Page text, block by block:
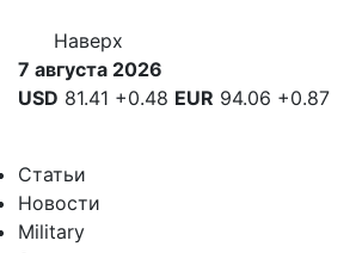
Наверх
7 августа 2026
USD 81.41 +0.48 EUR 94.06 +0.87
Статьи
Новости
Military